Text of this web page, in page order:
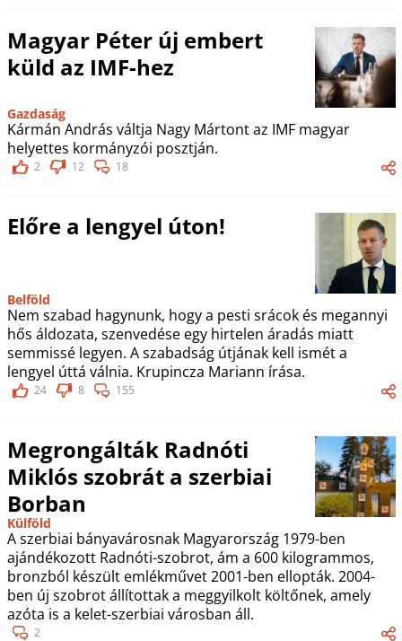
Magyar Péter új embert
küld az IMF-hez
Gazdaság
Kármán András váltja Nagy Mártont az IMF magyar
helyettes kormányzói posztján.
2 12 18
Előre a lengyel úton!
Belföld
Nem szabad hagynunk, hogy a pesti srácok és megannyi
hős áldozata, szenvedése egy hirtelen áradás miatt
semmissé legyen. A szabadság útjának kell ismét a
lengyel úttá válnia. Krupincza Mariann írása.
24 8 155
Megrongálták Radnóti
Miklós szobrát a szerbiai
Borban
Külföld
A szerbiai bányavárosnak Magyarország 1979-ben
ajándékozott Radnóti-szobrot, ám a 600 kilogrammos,
bronzból készült emlékművet 2001-ben ellopták. 2004-
ben új szobrot állítottak a meggyilkolt költőnek, amely
azóta is a kelet-szerbiai városban áll.
2